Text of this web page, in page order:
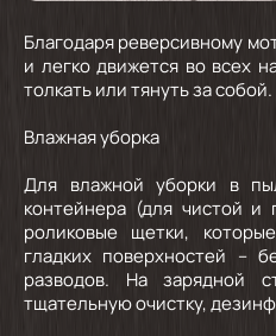
Благодаря реверсивному
и легко движется во всех
толкать или тянуть за собой.
Влажная уборка
Для влажной уборки в
контейнера (для чистой
роликовые щетки,
гладких поверхностей –
разводов. На зарядной
тщательную очистку,